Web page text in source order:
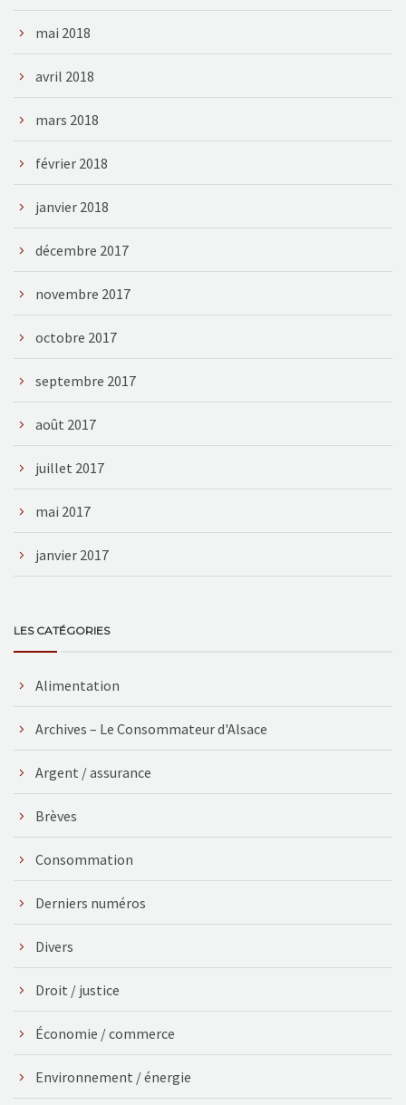
mai 2018
avril 2018
mars 2018
février 2018
janvier 2018
décembre 2017
novembre 2017
octobre 2017
septembre 2017
août 2017
juillet 2017
mai 2017
janvier 2017
LES CATÉGORIES
Alimentation
Archives – Le Consommateur d'Alsace
Argent / assurance
Brèves
Consommation
Derniers numéros
Divers
Droit / justice
Économie / commerce
Environnement / énergie